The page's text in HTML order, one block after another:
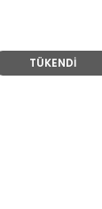
TÜKENDİ